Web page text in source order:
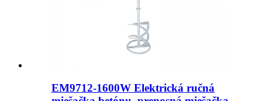
EM9712-1600W Elektrická ručná